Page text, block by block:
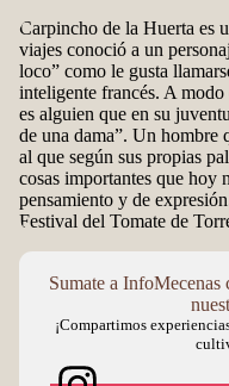
Carpincho de la Huerta es
viajes conoció a un
loco” como le gusta
inteligente francés. A
es alguien que en su
de una dama”. Un hombre
al que según sus propias
cosas importantes que hoy
pensamiento y de
Festival del Tomate de
Sumate a InfoMecenas
¡Compartimos